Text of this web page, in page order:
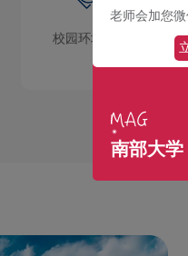
校园环境优美
老师会加您
南部大学